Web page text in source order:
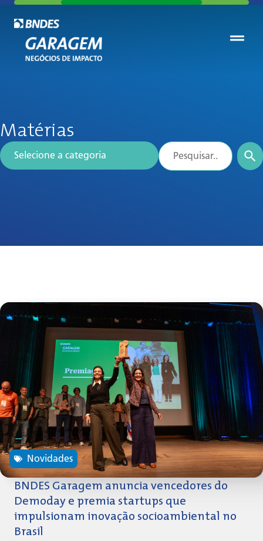
Matérias
Novidades
BNDES Garagem anuncia vencedores do
Demoday e premia startups que
impulsionam inovação socioambiental no
Brasil